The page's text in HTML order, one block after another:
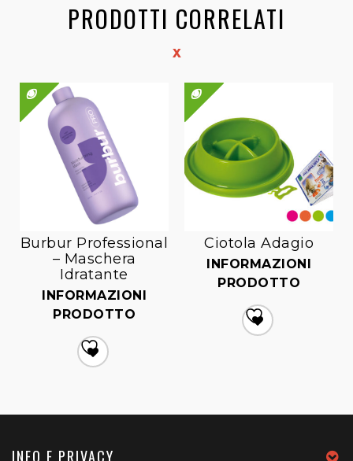
PRODOTTI CORRELATI
Burbur Professional
– Maschera
Idratante
INFORMAZIONI
PRODOTTO
Ciotola Adagio
INFORMAZIONI
PRODOTTO
INFO E PRIVACY